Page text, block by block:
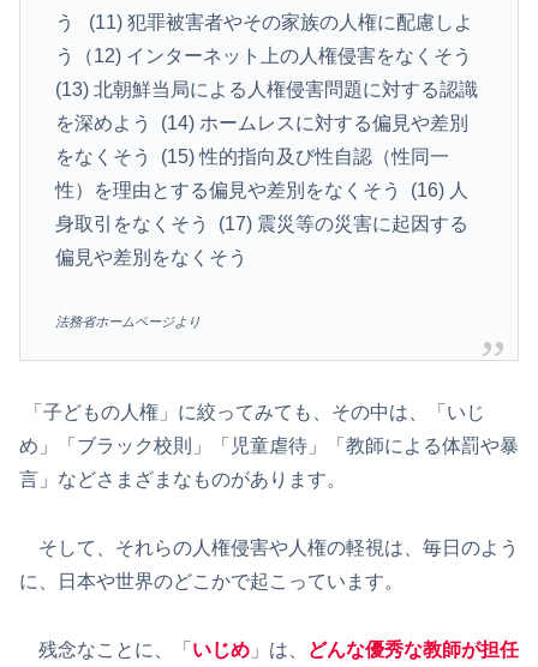
う (11) 犯罪被害者やその家族の人権に配慮しよ
う（12) インターネット上の人権侵害をなくそう
(13) 北朝鮮当局による人権侵害問題に対する認識
を深めよう (14) ホームレスに対する偏見や差別
をなくそう (15) 性的指向及び性自認（性同一
性）を理由とする偏見や差別をなくそう (16) 人
身取引をなくそう (17) 震災等の災害に起因する
偏見や差別をなくそう
法務省ホームページより
「子どもの人権」に絞ってみても、その中は、「いじ
め」「ブラック校則」「児童虐待」「教師による体罰や暴
言」などさまざまなものがあります。
そして、それらの人権侵害や人権の軽視は、毎日のよう
に、日本や世界のどこかで起こっています。
残念なことに、「 いじめ 」は、
どんな優秀な教師が担任